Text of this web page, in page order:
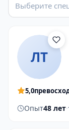
Выберите
ЛТ
5,0
Опыт48 лет·